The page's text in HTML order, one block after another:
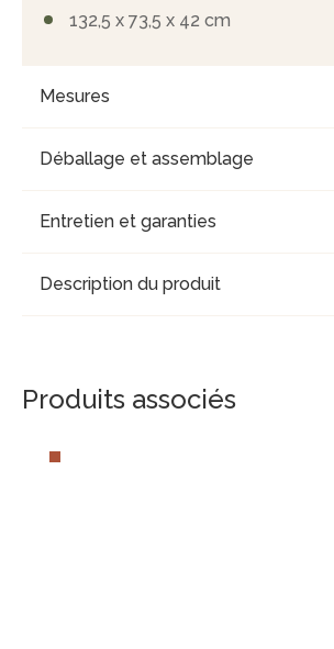
132,5 x 73,5 x 42 cm
Mesures
Déballage et assemblage
Entretien et garanties
Description du produit
Produits associés